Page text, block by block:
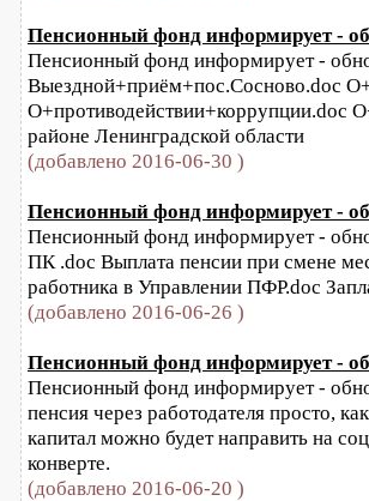
Пенсионный фонд информирует -
Пенсионный фонд информирует -
Выездной+приём+пос.Сосново.doc
О+противодействии+коррупции.doc
районе Ленинградской области
(добавлено 2016-06-30 )
Пенсионный фонд информирует -
Пенсионный фонд информирует -
ПК .doc Выплата пенсии при смене
работника в Управлении ПФР.doc
(добавлено 2016-06-26 )
Пенсионный фонд информирует -
Пенсионный фонд информирует -
пенсия через работодателя просто,
капитал можно будет направить на
конверте.
(добавлено 2016-06-20 )